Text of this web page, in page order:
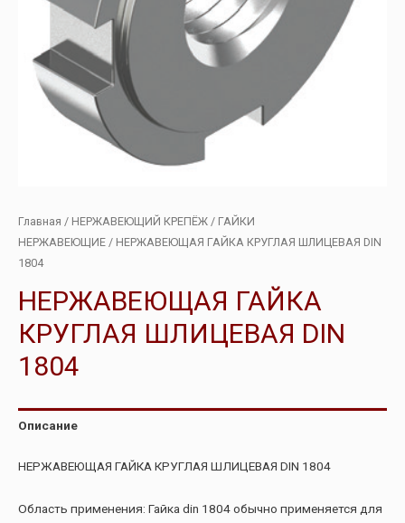
Главная / НЕРЖАВЕЮЩИЙ КРЕПЁЖ / ГАЙКИ
НЕРЖАВЕЮЩИЕ / НЕРЖАВЕЮЩАЯ ГАЙКА КРУГЛАЯ ШЛИЦЕВАЯ DIN
1804
НЕРЖАВЕЮЩАЯ ГАЙКА
КРУГЛАЯ ШЛИЦЕВАЯ DIN
1804
Описание
НЕРЖАВЕЮЩАЯ ГАЙКА КРУГЛАЯ ШЛИЦЕВАЯ DIN 1804
Область применения: Гайка din 1804 обычно применяется для